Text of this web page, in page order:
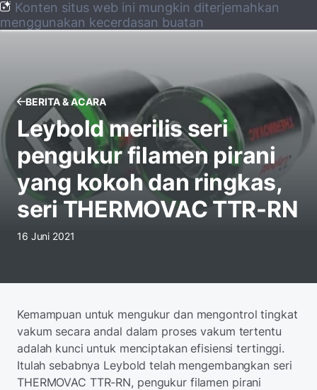
Konten situs web ini mungkin diterjemahkan
menggunakan kecerdasan buatan
BERITA & ACARA
Leybold merilis seri
pengukur filamen pirani
yang kokoh dan ringkas,
seri THERMOVAC TTR-RN
16 Juni 2021
Kemampuan untuk mengukur dan mengontrol tingkat
vakum secara andal dalam proses vakum tertentu
adalah kunci untuk menciptakan efisiensi tertinggi.
Itulah sebabnya Leybold telah mengembangkan seri
THERMOVAC TTR-RN, pengukur filamen pirani